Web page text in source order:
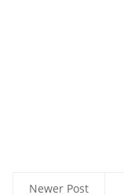
Newer Post